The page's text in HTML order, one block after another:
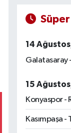
14
Galatasaray
15
Konyaspor -
Kasımpaşa